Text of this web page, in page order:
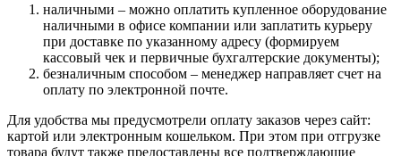
наличными – можно оплатить купленное оборудование
наличными в офисе компании или заплатить курьеру
при доставке по указанному адресу (формируем
кассовый чек и первичные бухгалтерские документы);
безналичным способом – менеджер направляет счет на
оплату по электронной почте.
Для удобства мы предусмотрели оплату заказов через сайт:
картой или электронным кошельком. При этом при отгрузке
товара будут также предоставлены все подтверждающие